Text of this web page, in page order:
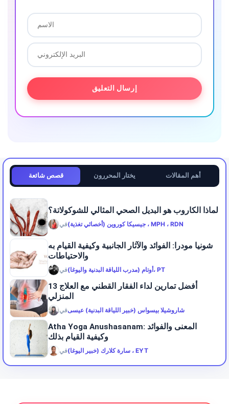
قصص شائعة يختار المحررون أهم المقالات
لماذا الكاروب هو البديل الصحي المثالي للشوكولاتة؟
في جيسيكا كوروين (أخصائي تغذية) ، MPH ، RDN
شونيا مودرا: الفوائد والآثار الجانبية وكيفية القيام به
والاحتياطات
في أوتام (مدرب اللياقة البدنية واليوغا)، PT
13 أفضل تمارين لداء الفقار القطني مع العلاج
المنزلي
فيشاروشيلا بيسواس (خبير اللياقة البدنية) عيسى
Atha Yoga Anushasanam: المعنى والفوائد
وكيفية القيام بذلك
في سارة كلارك (خبير اليوغا) ، EYT